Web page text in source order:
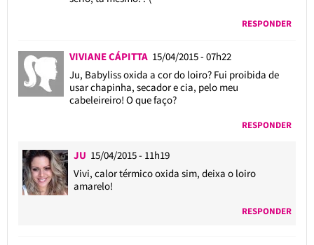
RESPONDER
VIVIANE CÁPITTA 15/04/2015 - 07h22
Ju, Babyliss oxida a cor do loiro? Fui proibida de
usar chapinha, secador e cia, pelo meu
cabeleireiro! O que faço?
RESPONDER
JU 15/04/2015 - 11h19
Vivi, calor térmico oxida sim, deixa o loiro
amarelo!
RESPONDER